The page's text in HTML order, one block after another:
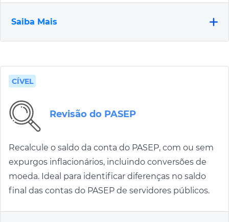
Saiba Mais
CÍVEL
Revisão do PASEP
Recalcule o saldo da conta do PASEP, com ou sem
expurgos inflacionários, incluindo conversões de
moeda. Ideal para identificar diferenças no saldo
final das contas do PASEP de servidores públicos.